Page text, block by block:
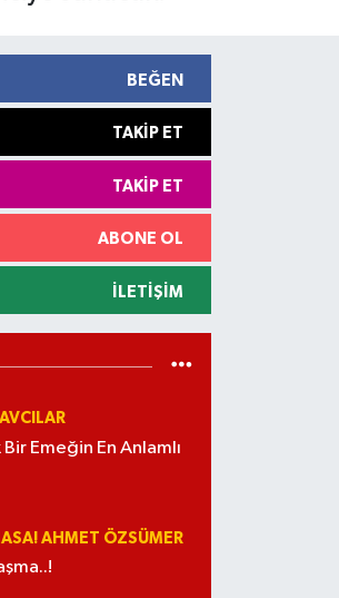
BEĞEN
TAKIP ET
TAKIP ET
ABONE OL
İLETIŞIM
Bir Emeğin En Anlamlı
AHMET ÖZSÜMER